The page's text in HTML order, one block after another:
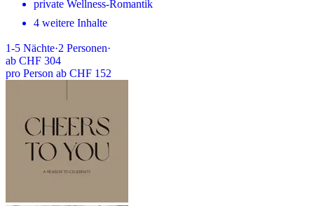
private Wellness-Romantik
4 weitere Inhalte
1-5 Nächte·2 Personen·
ab CHF 304
pro Person ab CHF 152